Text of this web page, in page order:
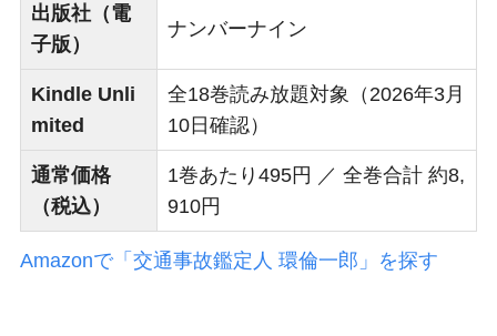
出版社（電
子版）
ナンバーナイン
Kindle Unli
mited
全18巻読み放題対象（2026年3月
10日確認）
通常価格
（税込）
1巻あたり495円 ／ 全巻合計 約8,
910円
Amazonで「交通事故鑑定人 環倫一郎」を探す